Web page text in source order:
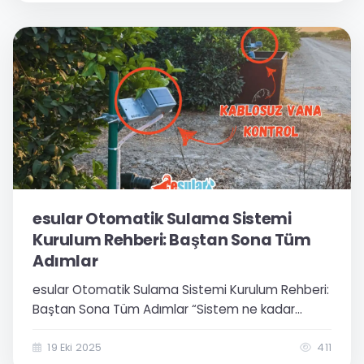
esular Otomatik Sulama Sistemi
Kurulum Rehberi: Baştan Sona Tüm
Adımlar
esular Otomatik Sulama Sistemi Kurulum Rehberi:
Baştan Sona Tüm Adımlar “Sistem ne kadar
nasıl başlayacağım?” Ahmet Bey, Adana’da 150
19 Eki 2025 411